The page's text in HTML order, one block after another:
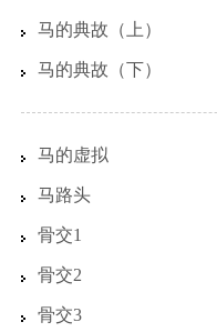
马的典故（上）
马的典故（下）
马的虚拟
马路头
骨交1
骨交2
骨交3